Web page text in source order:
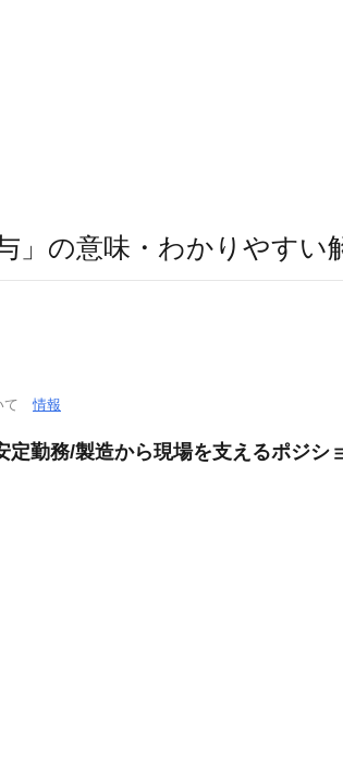
」の意味・わかりやすい
て情報
勤務/製造から現場を支えるポジ